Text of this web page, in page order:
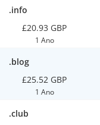
.info
£20.93 GBP
1 Ano
.blog
£25.52 GBP
1 Ano
.club